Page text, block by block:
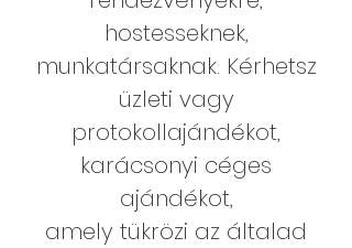
hostesseknek,
munkatársaknak. Kérhetsz
üzleti vagy
protokollajándékot,
karácsonyi céges
ajándékot,
amely tükrözi az általad